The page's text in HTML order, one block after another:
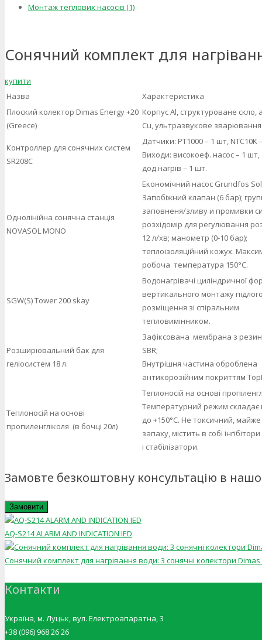
Монтаж теплових насосів (1)
Сонячний комплект для
купити
Назва
Характеристика
Плоский колектор Dimas Energy +20
(Greece)
Корпус Al, структуроване скло,
Cu, ультразвукове зварювання
Контроллер для сонячних систем
SR208С
Датчики: PT1000 – 1 шт, NTC10K
Виходи: високоеф. насос – 1 шт,
дод.нагрів – 1 шт.
Однолінійна сонячна станція
NOVASOL MONO
Економічний насос Grundfos
Запобіжний клапан (6 бар);
заповненя/зливу и промивки
розхідомір для регулювання
12 л/хв; манометр (0-10 бар);
теплоізоляційний кожух.
робоча температура 150°C.
SGW(S) Tower 200 skay
Водонагрівачі циліндричної
вертикального монтажу
розміщення зі спіральним
тепловимінником.
Розширювальний бак для
геліосистем 18 л.
Зафіксована мембрана з
SBR;
Внутрішня частина оброблена
антикорозійним покриттям
Теплоносій на основі
пропиленгліколя (в бочці 20л)
Теплоносій на основі
Температурний режим складає
до +150°С. Не токсичний,
запаху, містить в собі
і стабілізатори.
Замовте безкоштовну консультацію в
Замовити
AQ-S214 ALARM AND INDICATION IED
Сонячний комплект для нагрівання води: 3 сонячні колектори Dimas
Контакти
Україна, м. Луцьк, вул. Електроапаратна, 3
+38 (096) 968 26 26